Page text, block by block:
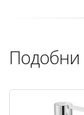
Подобни